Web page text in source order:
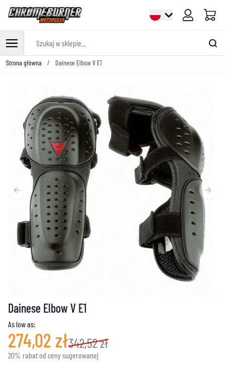
Cart
Przejdź do treści
Strona główna / Dainese Elbow V E1
Dainese Elbow V E1
As low as:
274,02 zł342,52 zł
20% rabat od ceny sugerowanej